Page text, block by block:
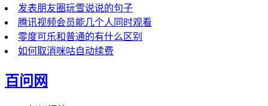
发表朋友圈玩雪说说的句子
腾讯视频会员能几个人同时观看
零度可乐和普通的有什么区别
如何取消咪咕自动续费
百问网